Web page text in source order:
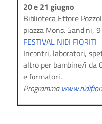
20 e 21 giugno
Biblioteca Ettore
piazza Mons. Gandini, 9
FESTIVAL NIDI FIORITI
Incontri, laboratori,
altro per bambine/i da
e formatori.
Programma